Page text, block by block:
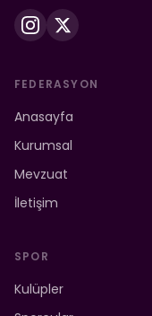
FEDERASYON
Anasayfa
Kurumsal
Mevzuat
İletişim
SPOR
Kulüpler